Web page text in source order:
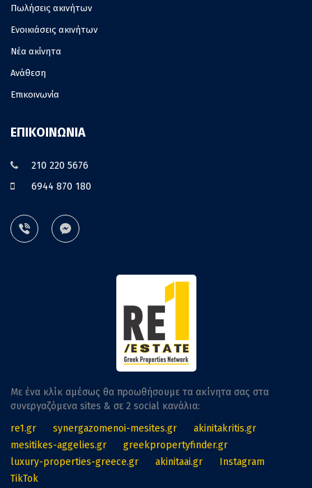
Πωλήσεις ακινήτων
Ενοικιάσεις ακινήτων
Νέα ακίνητα
Ανάθεση
Επικοινωνία
ΕΠΙΚΟΙΝΩΝΙΑ
210 220 5676
6944 870 180
Με ένα κλίκ αμέσως θα προωθήσουμε τα ακίνητα σας στα
συνεργαζόμενα sites & σε 2 social κανάλια:
re1.gr
synergazomenoi-mesites.gr
akinitakritis.gr
mesitikes-aggelies.gr
greekpropertyfinder.gr
luxury-properties-greece.gr
akinitaai.gr
Instagram
TikTok